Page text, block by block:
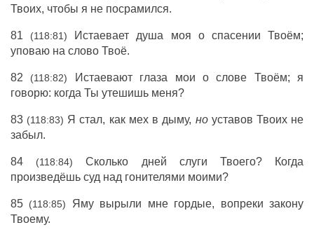
Твоих, чтобы я не посрамился.
81 (118:81) Истаевает душа моя о спасении Твоём;
уповаю на слово Твоё.
82 (118:82)
Истаевают глаза мои о слове Твоём; я
говорю: когда Ты утешишь меня?
83 (118:83) Я стал, как мех в дыму, ноуставов Твоих не
забыл.
84 (118:84) Сколько дней слуги Твоего? Когда
произведёшь суд над гонителями моими?
85 (118:85)
Яму вырыли мне гордые, вопреки закону
Твоему.